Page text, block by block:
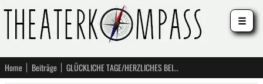
Home Beiträge GLÜCKLICHE TAGE/HERZLICHES BEILEID von Samuel Beckett/Georges Feydeau - Theater in der Josefstadt in Wien
☰